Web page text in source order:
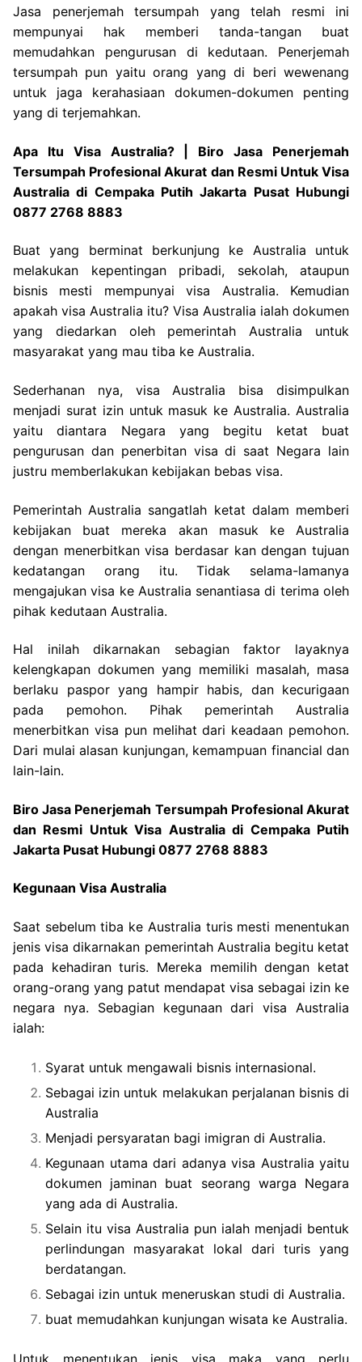
Jasa penerjemah tersumpah yang telah resmi ini
mempunyai hak memberi tanda-tangan buat
memudahkan pengurusan di kedutaan. Penerjemah
tersumpah pun yaitu orang yang di beri wewenang
untuk jaga kerahasiaan dokumen-dokumen penting
yang di terjemahkan.
Apa Itu Visa Australia? | Biro Jasa Penerjemah
Tersumpah Profesional Akurat dan Resmi Untuk Visa
Australia di Cempaka Putih Jakarta Pusat Hubungi
0877 2768 8883
Buat yang berminat berkunjung ke Australia untuk
melakukan kepentingan pribadi, sekolah, ataupun
bisnis mesti mempunyai visa Australia. Kemudian
apakah visa Australia itu? Visa Australia ialah dokumen
yang diedarkan oleh pemerintah Australia untuk
masyarakat yang mau tiba ke Australia.
Sederhanan nya, visa Australia bisa disimpulkan
menjadi surat izin untuk masuk ke Australia. Australia
yaitu diantara Negara yang begitu ketat buat
pengurusan dan penerbitan visa di saat Negara lain
justru memberlakukan kebijakan bebas visa.
Pemerintah Australia sangatlah ketat dalam memberi
kebijakan buat mereka akan masuk ke Australia
dengan menerbitkan visa berdasar kan dengan tujuan
kedatangan orang itu. Tidak selama-lamanya
mengajukan visa ke Australia senantiasa di terima oleh
pihak kedutaan Australia.
Hal inilah dikarnakan sebagian faktor layaknya
kelengkapan dokumen yang memiliki masalah, masa
berlaku paspor yang hampir habis, dan kecurigaan
pada pemohon. Pihak pemerintah Australia
menerbitkan visa pun melihat dari keadaan pemohon.
Dari mulai alasan kunjungan, kemampuan financial dan
lain-lain.
Biro Jasa Penerjemah Tersumpah Profesional Akurat
dan Resmi Untuk Visa Australia di Cempaka Putih
Jakarta Pusat Hubungi 0877 2768 8883
Kegunaan Visa Australia
Saat sebelum tiba ke Australia turis mesti menentukan
jenis visa dikarnakan pemerintah Australia begitu ketat
pada kehadiran turis. Mereka memilih dengan ketat
orang-orang yang patut mendapat visa sebagai izin ke
negara nya. Sebagian kegunaan dari visa Australia
ialah:
Syarat untuk mengawali bisnis internasional.
Sebagai izin untuk melakukan perjalanan bisnis di
Australia
Menjadi persyaratan bagi imigran di Australia.
Kegunaan utama dari adanya visa Australia yaitu
dokumen jaminan buat seorang warga Negara
yang ada di Australia.
Selain itu visa Australia pun ialah menjadi bentuk
perlindungan masyarakat lokal dari turis yang
berdatangan.
Sebagai izin untuk meneruskan studi di Australia.
buat memudahkan kunjungan wisata ke Australia.